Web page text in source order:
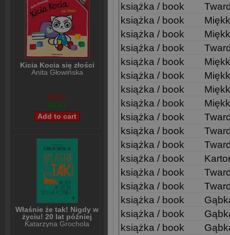
Kicia Kocia się złości
Anita Głowińska
$8,02
$6,01
Właśnie że tak! Nigdy w
życiu! 20 lat później
Katarzyna Grochola
książka / book
książka / book
książka / book
książka / book
książka / book
książka / book
książka / book
książka / book
książka / book
książka / book
książka / book
książka / book
książka / book
książka / book
książka / book
książka / book
książka / book